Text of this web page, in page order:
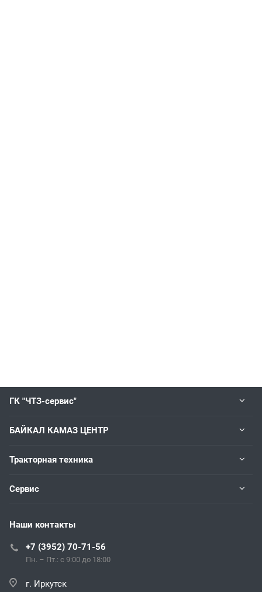
ГК "ЧТЗ-сервис"
БАЙКАЛ КАМАЗ ЦЕНТР
Тракторная техника
Сервис
Наши контакты
+7 (3952) 70-71-56
Пн. – Пт.: с 9:00 до 18:00
г. Иркутск